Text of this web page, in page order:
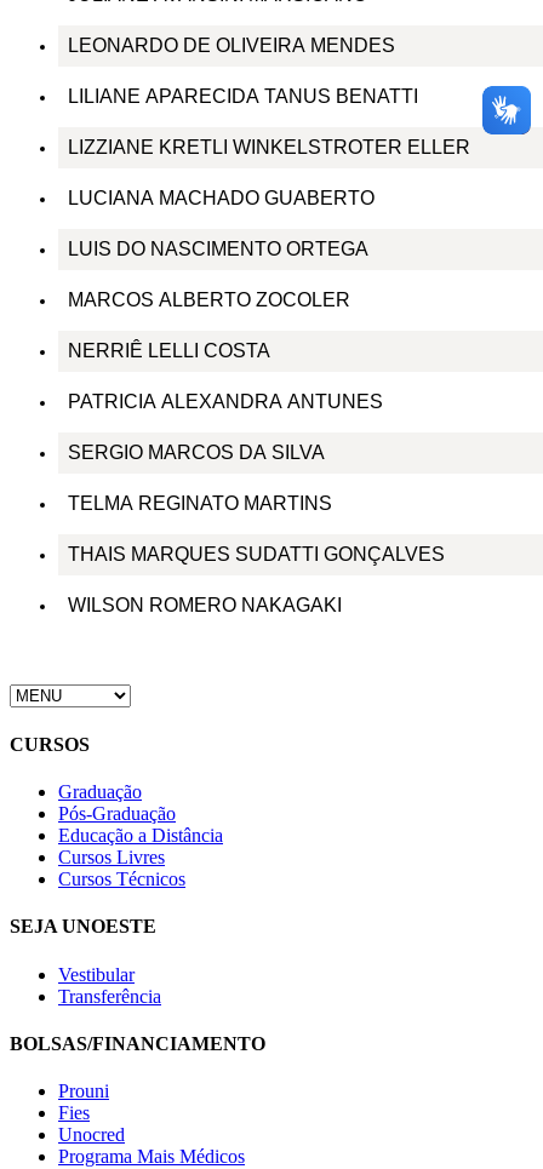
LEONARDO DE OLIVEIRA MENDES
LILIANE APARECIDA TANUS BENATTI
LIZZIANE KRETLI WINKELSTROTER ELLER
LUCIANA MACHADO GUABERTO
LUIS DO NASCIMENTO ORTEGA
MARCOS ALBERTO ZOCOLER
NERRIÊ LELLI COSTA
PATRICIA ALEXANDRA ANTUNES
SERGIO MARCOS DA SILVA
TELMA REGINATO MARTINS
THAIS MARQUES SUDATTI GONÇALVES
WILSON ROMERO NAKAGAKI
CURSOS
Graduação
Pós-Graduação
Educação a Distância
Cursos Livres
Cursos Técnicos
SEJA UNOESTE
Vestibular
Transferência
BOLSAS/FINANCIAMENTO
Prouni
Fies
Unocred
Programa Mais Médicos